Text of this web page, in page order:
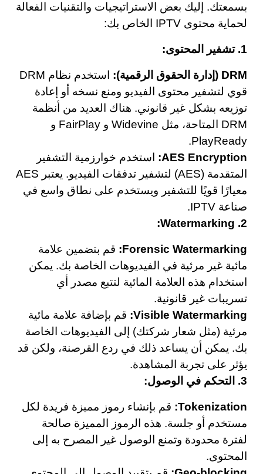
بسمعتك. إليك بعض الاستراتيجيات والتقنيات الفعالة
لحماية محتوى IPTV الخاص بك:
1. تشفير المحتوى:
DRM (إدارة الحقوق الرقمية):
استخدم نظام DRM
قوي لتشفير محتوى الفيديو ومنع نسخه أو إعادة
توزيعه بشكل غير قانوني. هناك العديد من أنظمة
DRM المتاحة، مثل Widevine و FairPlay و
PlayReady.
AES Encryption:
استخدم خوارزمية التشفير
المتقدمة (AES) لتشفير تدفقات الفيديو. يعتبر AES
معيارًا قويًا للتشفير ويستخدم على نطاق واسع في
صناعة IPTV.
2. Watermarking:
Forensic Watermarking:
قم بتضمين علامة
مائية غير مرئية في الفيديوهات الخاصة بك. يمكن
استخدام هذه العلامة المائية لتتبع مصدر أي
تسريبات غير قانونية.
Visible Watermarking: قم بإضافة علامة مائية
مرئية (مثل شعار شركتك) إلى الفيديوهات الخاصة
بك. يمكن أن يساعد ذلك في ردع القرصنة، ولكن قد
يؤثر على تجربة المشاهدة.
3. التحكم في الوصول:
Tokenization: قم بإنشاء رموز مميزة فريدة لكل
مستخدم أو جلسة. هذه الرموز المميزة صالحة
لفترة محدودة وتمنع الوصول غير المصرح به إلى
المحتوى.